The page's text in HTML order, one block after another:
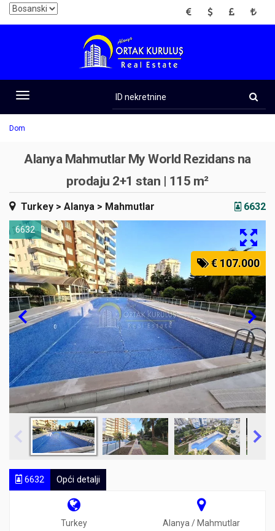
EUR USD GBP TRY
Toggle
navigation
nekretnine
Dom
Alanya Mahmutlar My World Rezidans na
prodaju 2+1 stan | 115 m²
Turkey > Alanya > Mahmutlar 6632
6632
€ 107.000
6632 Opći detalji
Turkey Alanya / Mahmutlar